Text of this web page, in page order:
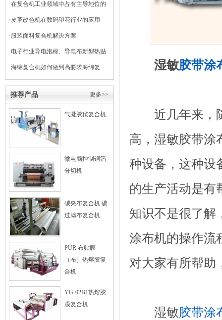
·在复合机工业领域中占有主导地位的
干式复合机
·皮革改色机在数码印花行业的应用
·服装面料复合机解决方案
·电子行业导电泡棉、导电布新型热贴
复合
·海绵复合机如何做到高要求海绵复
更多>>
推荐产品
气凝胶毡复合机
微电脑控制铜箔
分切机
碳夹布复合机 碳
过滤布复合机
PUR 布贴膜
（布）热熔胶复
合机
YG-02B1热熔胶
膜复合机
湿敏胶带涂
近几年来，随
高，湿敏胶带涂
种设备，这种设
的生产活动是有
知识不是很了解
涂布机的操作流
对大家有所帮助
湿敏胶带涂